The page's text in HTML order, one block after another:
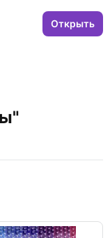
Открыть